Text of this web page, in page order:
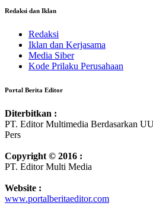
Redaksi dan Iklan
Redaksi
Iklan dan Kerjasama
Media Siber
Kode Prilaku Perusahaan
Portal Berita Editor
Diterbitkan :
PT. Editor Multimedia Berdasarkan
Pers
Copyright © 2016 :
PT. Editor Multi Media
Website :
www.portalberitaeditor.com